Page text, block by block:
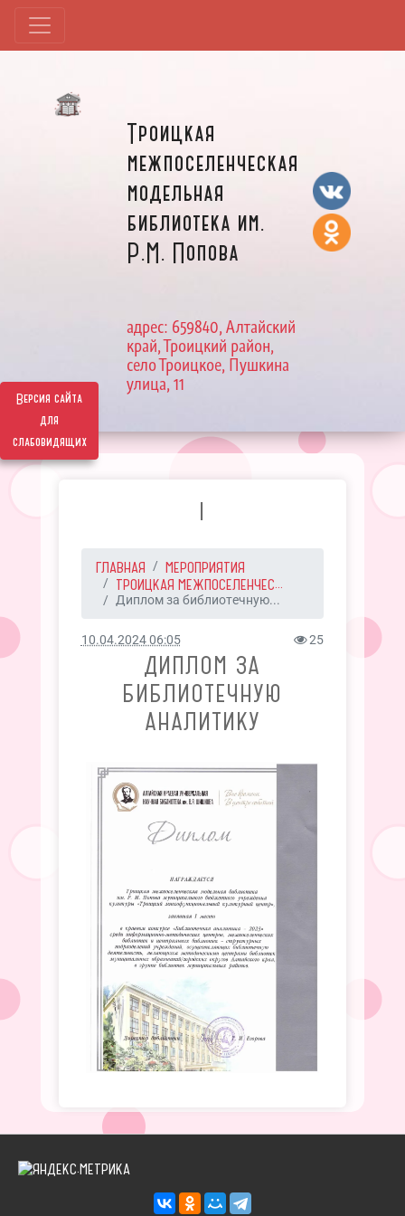
Версия сайта
для
слабовидящих
Троицкая
межпоселенческая
модельная
библиотека им.
Р.М. Попова
адрес: 659840, Алтайский
край, Троицкий район,
село Троицкое, Пушкина
улица, 11
I
ГЛАВНАЯ
МЕРОПРИЯТИЯ
ТРОИЦКАЯ МЕЖПОСЕЛЕНЧЕС...
Диплом за библиотечную...
10.04.2024 06:05 25
ДИПЛОМ ЗА
БИБЛИОТЕЧНУЮ
АНАЛИТИКУ